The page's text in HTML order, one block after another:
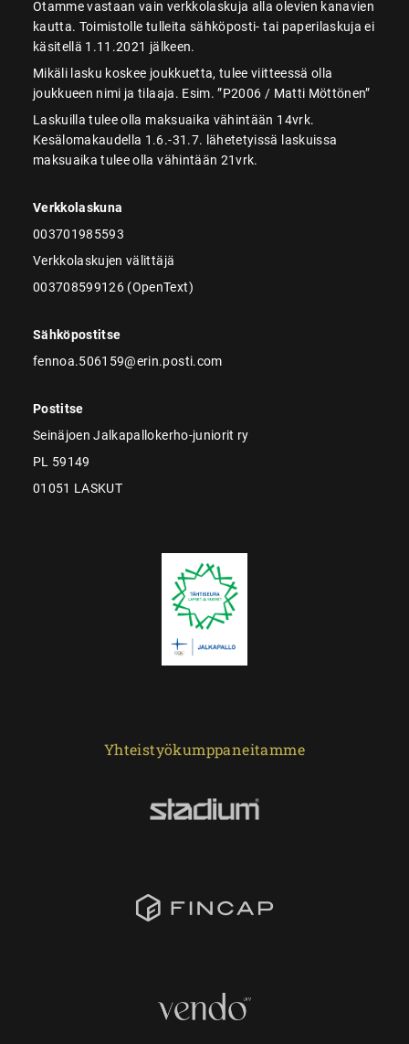
Otamme vastaan vain verkkolaskuja alla olevien kanavien
kautta. Toimistolle tulleita sähköposti- tai paperilaskuja ei
käsitellä 1.11.2021 jälkeen.
Mikäli lasku koskee joukkuetta, tulee viitteessä olla
joukkueen nimi ja tilaaja. Esim. ”P2006 / Matti Möttönen”
Laskuilla tulee olla maksuaika vähintään 14vrk.
Kesälomakaudella 1.6.-31.7. lähetetyissä laskuissa
maksuaika tulee olla vähintään 21vrk.
Verkkolaskuna
003701985593
Verkkolaskujen välittäjä
003708599126 (OpenText)
Sähköpostitse
fennoa.506159@erin.posti.com
Postitse
Seinäjoen Jalkapallokerho-juniorit ry
PL 59149
01051 LASKUT
Yhteistyökumppaneitamme